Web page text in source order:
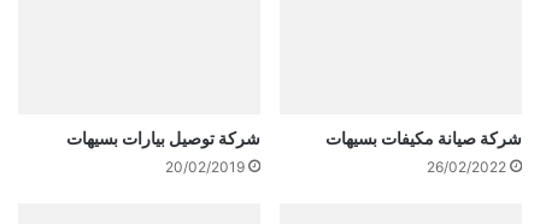
شركة صيانة مكيفات بسيهات
26/02/2022
شركة توصيل بيارات بسيهات
20/02/2019